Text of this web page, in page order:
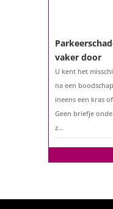
vaker door
U kent het
na een
ineens een kras
Geen briefje
z...